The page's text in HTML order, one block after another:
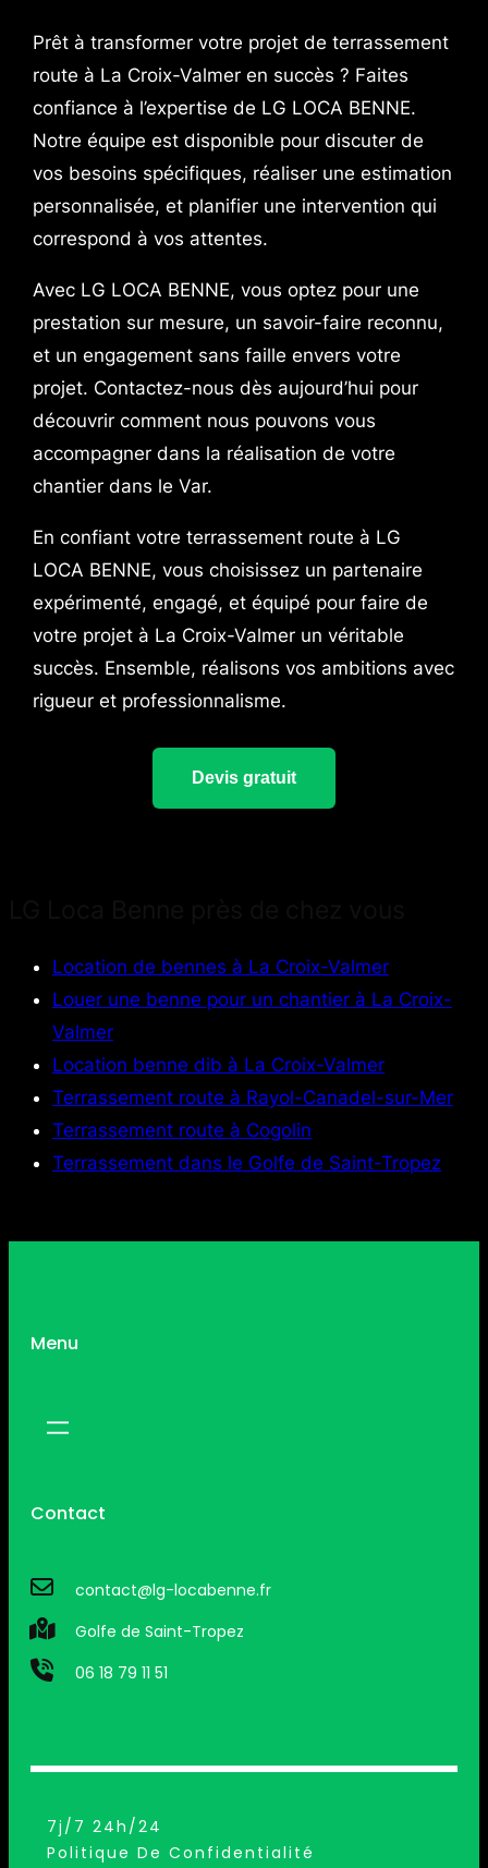
Prêt à transformer votre projet de terrassement
route à La Croix-Valmer en succès ? Faites
confiance à l’expertise de LG LOCA BENNE.
Notre équipe est disponible pour discuter de
vos besoins spécifiques, réaliser une estimation
personnalisée, et planifier une intervention qui
correspond à vos attentes.
Avec LG LOCA BENNE, vous optez pour une
prestation sur mesure, un savoir-faire reconnu,
et un engagement sans faille envers votre
projet. Contactez-nous dès aujourd’hui pour
découvrir comment nous pouvons vous
accompagner dans la réalisation de votre
chantier dans le Var.
En confiant votre terrassement route à LG
LOCA BENNE, vous choisissez un partenaire
expérimenté, engagé, et équipé pour faire de
votre projet à La Croix-Valmer un véritable
succès. Ensemble, réalisons vos ambitions avec
rigueur et professionnalisme.
Devis gratuit
Location de bennes à La Croix-Valmer
Louer une benne pour un chantier à La Croix-
Valmer
Location benne dib à La Croix-Valmer
Terrassement route à Rayol-Canadel-sur-Mer
Terrassement route à Cogolin
Terrassement dans le Golfe de Saint-Tropez
Menu
Contact
contact@lg-locabenne.fr
Golfe de Saint-Tropez
06 18 79 11 51
7j/7 24h/24
Politique De Confidentialité